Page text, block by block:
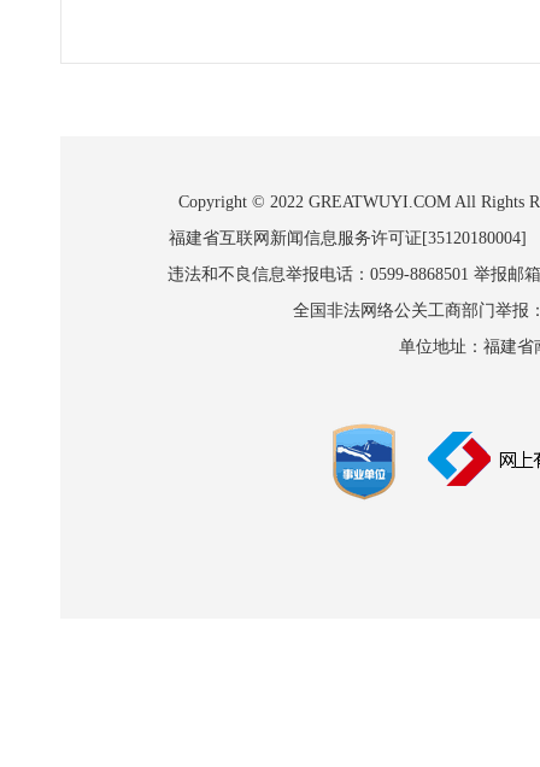
Copyright © 2022 GREATWUYI.COM All Rights
福建省互联网新闻信息服务许可证
违法和不良信息举报电话：0599-8868501 举报邮
全国非法网络公关工商部门举报
单位地址：福建省